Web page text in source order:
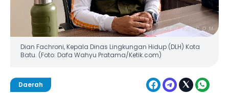
Dian Fachroni, Kepala Dinas Lingkungan Hidup (DLH) Kota
Batu. (Foto: Dafa Wahyu Pratama/Ketik.com)
Daerah